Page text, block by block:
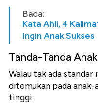
Baca:
Kata Ahli, 4
Ingin Anak Sukses
Tanda-Tanda
Walau tak ada
ditemukan pada anak-
tinggi: